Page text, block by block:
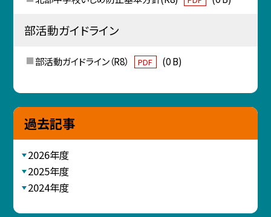
部活動ガイドライン
部活動ガイドライン（R8） PDF (0 B)
過去記事
2026年度
2025年度
2024年度